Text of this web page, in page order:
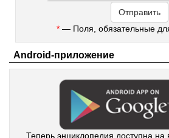
* — Поля, обязательные
Android-приложение
Теперь энциклопедия доступна